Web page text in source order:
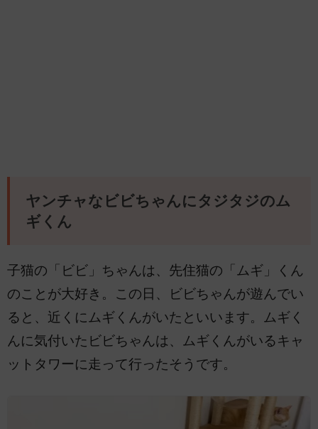
ヤンチャなビビちゃんにタジタジのム
ギくん
子猫の「ビビ」ちゃんは、先住猫の「ムギ」くん
のことが大好き。この日、ビビちゃんが遊んでい
ると、近くにムギくんがいたといいます。ムギく
んに気付いたビビちゃんは、ムギくんがいるキャ
ットタワーに走って行ったそうです。